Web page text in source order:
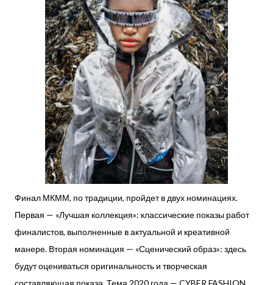
Финал МКММ, по традиции, пройдет в двух номинациях.
Первая — «Лучшая коллекция»: классические показы работ
финалистов, выполненные в актуальной и креативной
манере. Вторая номинация — «Сценический образ»: здесь
будут оцениваться оригинальность и творческая